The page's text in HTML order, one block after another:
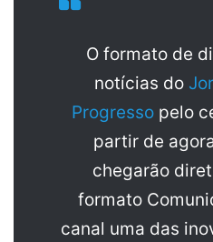
O formato de
notícias do
Progresso pelo
partir de
chegarão
formato
canal uma das